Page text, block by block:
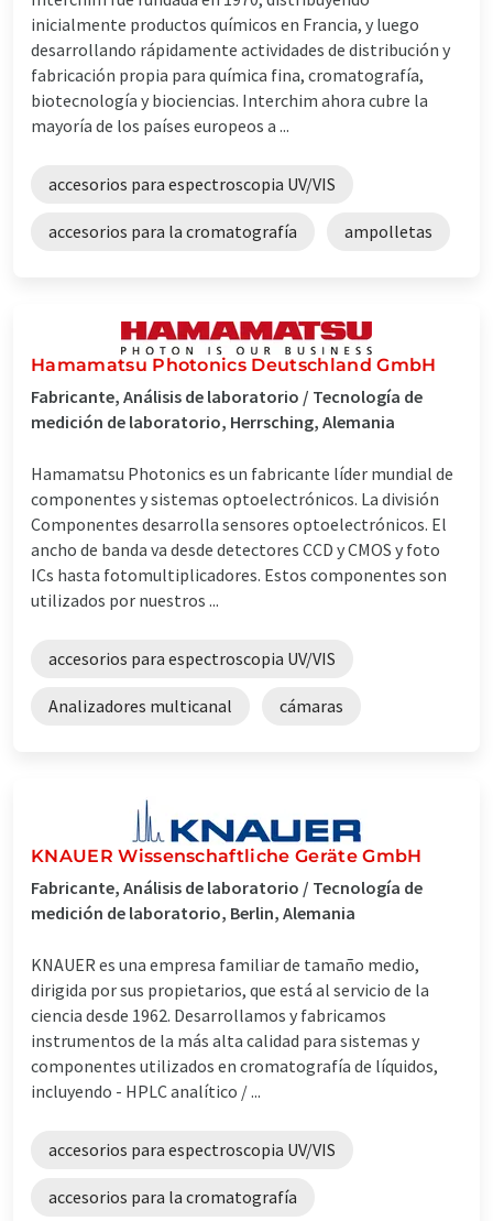
inicialmente productos químicos en Francia, y luego
desarrollando rápidamente actividades de distribución y
fabricación propia para química fina, cromatografía,
biotecnología y biociencias. Interchim ahora cubre la
mayoría de los países europeos a ...
accesorios para espectroscopia UV/VIS
accesorios para la cromatografía ampolletas
Hamamatsu Photonics Deutschland GmbH
Fabricante, Análisis de laboratorio / Tecnología de
medición de laboratorio, Herrsching, Alemania
Hamamatsu Photonics es un fabricante líder mundial de
componentes y sistemas optoelectrónicos. La división
Componentes desarrolla sensores optoelectrónicos. El
ancho de banda va desde detectores CCD y CMOS y foto
ICs hasta fotomultiplicadores. Estos componentes son
utilizados por nuestros ...
accesorios para espectroscopia UV/VIS
Analizadores multicanal cámaras
KNAUER Wissenschaftliche Geräte GmbH
Fabricante, Análisis de laboratorio / Tecnología de
medición de laboratorio, Berlin, Alemania
KNAUER es una empresa familiar de tamaño medio,
dirigida por sus propietarios, que está al servicio de la
ciencia desde 1962. Desarrollamos y fabricamos
instrumentos de la más alta calidad para sistemas y
componentes utilizados en cromatografía de líquidos,
incluyendo - HPLC analítico / ...
accesorios para espectroscopia UV/VIS
accesorios para la cromatografía